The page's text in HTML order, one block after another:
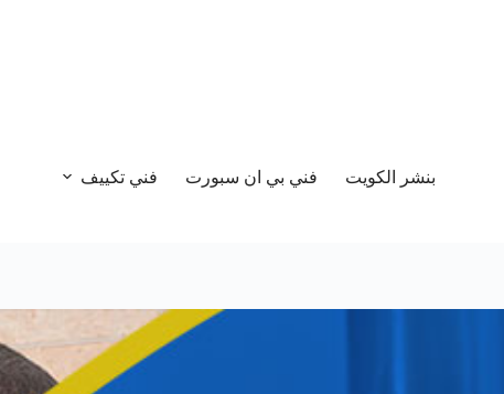
بنشر الكويت فني بي ان سبورت فني تكييف